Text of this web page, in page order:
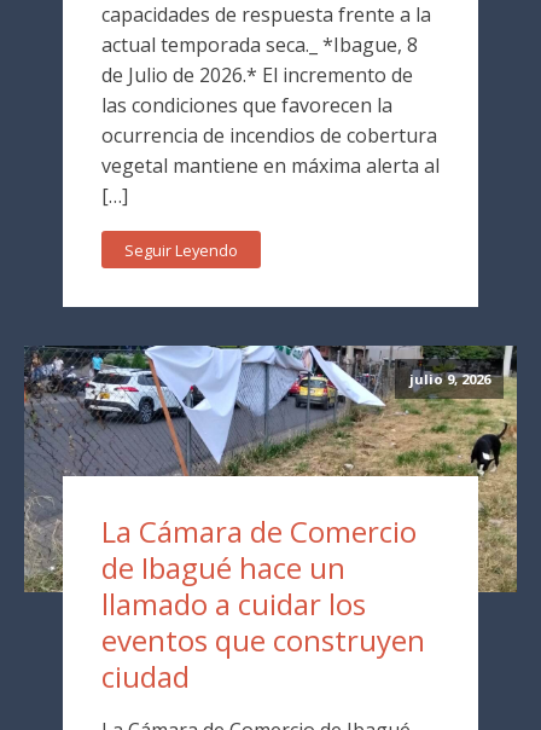
capacidades de respuesta frente a la
actual temporada seca._ *Ibague, 8
de Julio de 2026.* El incremento de
las condiciones que favorecen la
ocurrencia de incendios de cobertura
vegetal mantiene en máxima alerta al
[…]
Seguir Leyendo
julio 9, 2026
La Cámara de Comercio
de Ibagué hace un
llamado a cuidar los
eventos que construyen
ciudad